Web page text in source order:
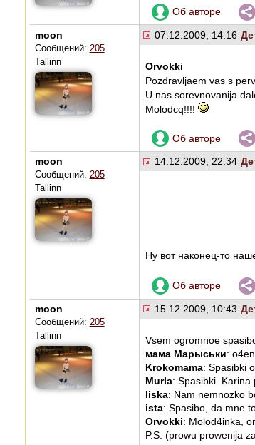
Об авторе
moon
Сообщений: 205
Tallinn
07.12.2009, 14:16
Orvokki
Pozdravljaem vas s
U nas sorevnovanija
Molodcq!!!!
Об авторе
moon
Сообщений: 205
Tallinn
14.12.2009, 22:34
Ну вот наконец-то
Об авторе
moon
Сообщений: 205
Tallinn
15.12.2009, 10:43
Vsem ogromnoe
мама Марыськи:
Krokomama: Spasibki
Murla: Spasibki. Karina
liska: Nam nemnozko
ista: Spasibo, da mne
Orvokki: Molod4inka,
P.S. (prowu prowenija